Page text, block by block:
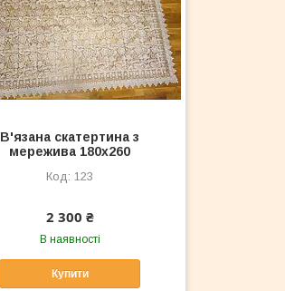
В'язана скатертина з
мережива 180x260
123
2 300 ₴
В наявності
Купити